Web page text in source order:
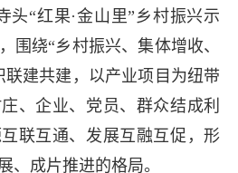
“红果·金山里”乡村振兴示
围绕“乡村振兴、集体增收、
联建共建，以产业项目为纽带
、企业、党员、群众结成利
联互通、发展互融互促，形
、成片推进的格局。